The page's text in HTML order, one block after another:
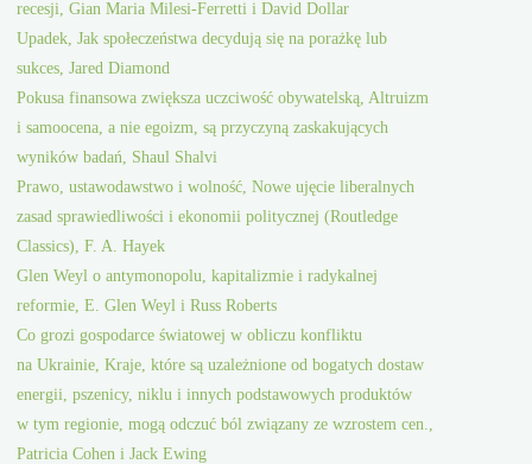
recesji, Gian Maria Milesi-Ferretti i David Dollar
Upadek, Jak społeczeństwa decydują się na porażkę lub
sukces, Jared Diamond
Pokusa finansowa zwiększa uczciwość obywatelską, Altruizm
i samoocena, a nie egoizm, są przyczyną zaskakujących
wyników badań, Shaul Shalvi
Prawo, ustawodawstwo i wolność, Nowe ujęcie liberalnych
zasad sprawiedliwości i ekonomii politycznej (Routledge
Classics), F. A. Hayek
Glen Weyl o antymonopolu, kapitalizmie i radykalnej
reformie, E. Glen Weyl i Russ Roberts
Co grozi gospodarce światowej w obliczu konfliktu
na Ukrainie, Kraje, które są uzależnione od bogatych dostaw
energii, pszenicy, niklu i innych podstawowych produktów
w tym regionie, mogą odczuć ból związany ze wzrostem cen.,
Patricia Cohen i Jack Ewing